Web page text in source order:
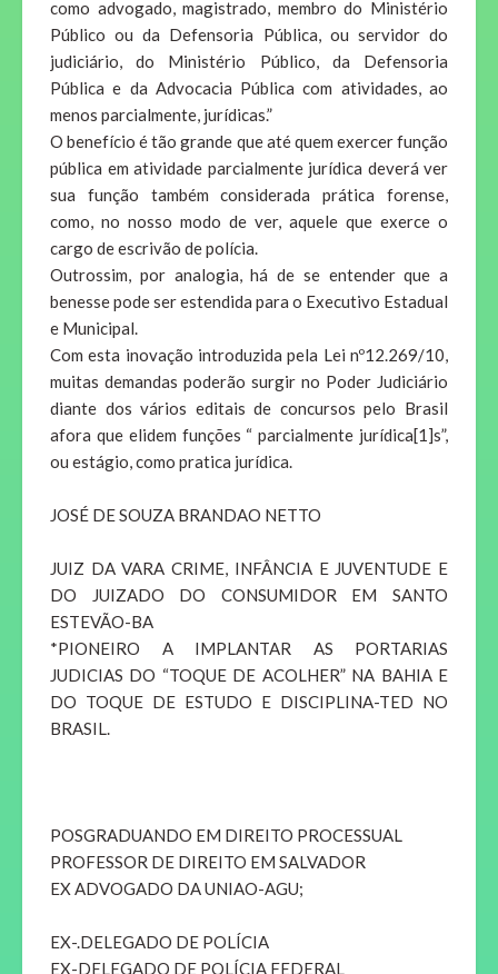
como advogado, magistrado, membro do Ministério
Público ou da Defensoria Pública, ou servidor do
judiciário, do Ministério Público, da Defensoria
Pública e da Advocacia Pública com atividades, ao
menos parcialmente, jurídicas.”
O benefício é tão grande que até quem exercer função
pública em atividade parcialmente jurídica deverá ver
sua função também considerada prática forense,
como, no nosso modo de ver, aquele que exerce o
cargo de escrivão de polícia.
Outrossim, por analogia, há de se entender que a
benesse pode ser estendida para o Executivo Estadual
e Municipal.
Com esta inovação introduzida pela Lei nº12.269/10,
muitas demandas poderão surgir no Poder Judiciário
diante dos vários editais de concursos pelo Brasil
afora que elidem funções “ parcialmente jurídica[1]s”,
ou estágio, como pratica jurídica.
JOSÉ DE SOUZA BRANDAO NETTO
JUIZ DA VARA CRIME, INFÂNCIA E JUVENTUDE E
DO JUIZADO DO CONSUMIDOR EM SANTO
ESTEVÃO-BA
*PIONEIRO A IMPLANTAR AS PORTARIAS
JUDICIAS DO “TOQUE DE ACOLHER” NA BAHIA E
DO TOQUE DE ESTUDO E DISCIPLINA-TED NO
BRASIL.
POSGRADUANDO EM DIREITO PROCESSUAL
PROFESSOR DE DIREITO EM SALVADOR
EX ADVOGADO DA UNIAO-AGU;
EX-.DELEGADO DE POLÍCIA
EX-DELEGADO DE POLÍCIA FEDERAL